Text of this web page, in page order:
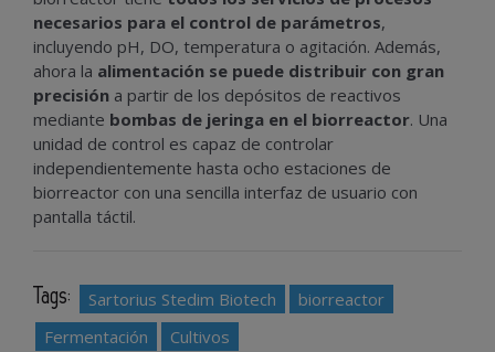
necesarios para el control de parámetros,
incluyendo pH, DO, temperatura o agitación. Además,
ahora la alimentación se puede distribuir con gran
precisión a partir de los depósitos de reactivos
mediante bombas de jeringa en el biorreactor. Una
unidad de control es capaz de controlar
independientemente hasta ocho estaciones de
biorreactor con una sencilla interfaz de usuario con
pantalla táctil.
Tags: Sartorius Stedim Biotech
biorreactor
Fermentación
Cultivos